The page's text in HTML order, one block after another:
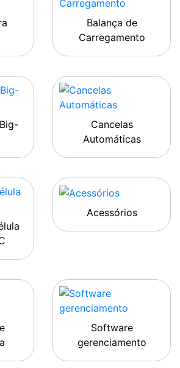
Balança de
Carregamento
Cancelas
Automáticas
Acessórios
Software
gerenciamento